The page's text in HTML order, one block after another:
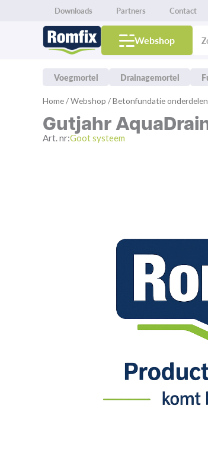
Downloads Partners Contact
Webshop
Voegmortel Drainagemortel
Home/Webshop /Betonfundatie onderdelen
Gutjahr
Art. nr:Goot systeem